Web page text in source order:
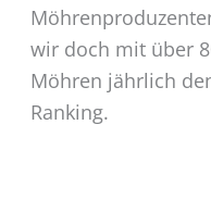
wir doch mit über
Möhren jährlich
Ranking.